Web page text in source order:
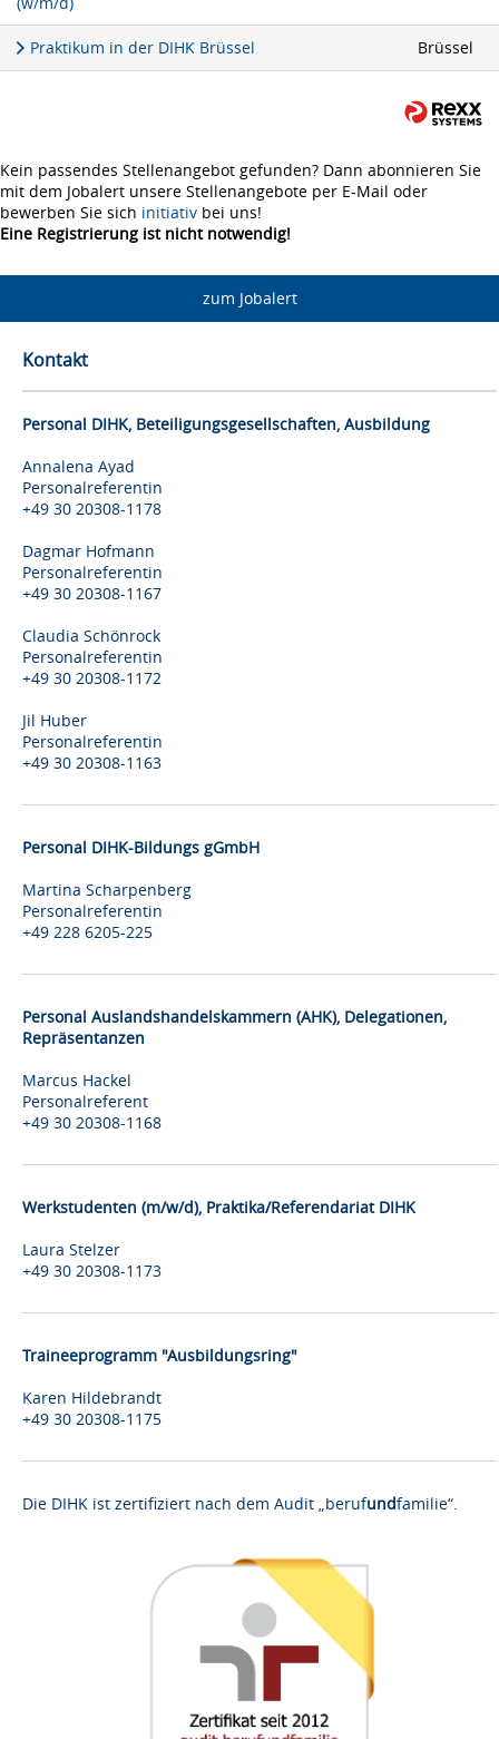
Praktikum in der DIHK Brüssel Brüssel
Kein passendes Stellenangebot gefunden? Dann abonnieren Sie
mit dem Jobalert unsere Stellenangebote per E-Mail oder
bewerben Sie sich initiativ bei uns!
Eine Registrierung ist nicht notwendig!
zum Jobalert
Kontakt
Personal DIHK, Beteiligungsgesellschaften, Ausbildung
Annalena Ayad
Personalreferentin
+49 30 20308-1178
Dagmar Hofmann
Personalreferentin
+49 30 20308-1167
Claudia Schönrock
Personalreferentin
+49 30 20308-1172
Jil Huber
Personalreferentin
+49 30 20308-1163
Personal DIHK-Bildungs gGmbH
Martina Scharpenberg
Personalreferentin
+49 228 6205-225
Personal Auslandshandelskammern (AHK), Delegationen,
Repräsentanzen
Marcus Hackel
Personalreferent
+49 30 20308-1168
Werkstudenten (m/w/d), Praktika/Referendariat DIHK
Laura Stelzer
+49 30 20308-1173
Traineeprogramm "Ausbildungsring"
Karen Hildebrandt
+49 30 20308-1175
Die DIHK ist zertifiziert nach dem Audit „berufundfamilie“.